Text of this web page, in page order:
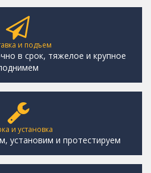
и подъем
в срок, тяжелое и крупное
и установка
установим и протестируем